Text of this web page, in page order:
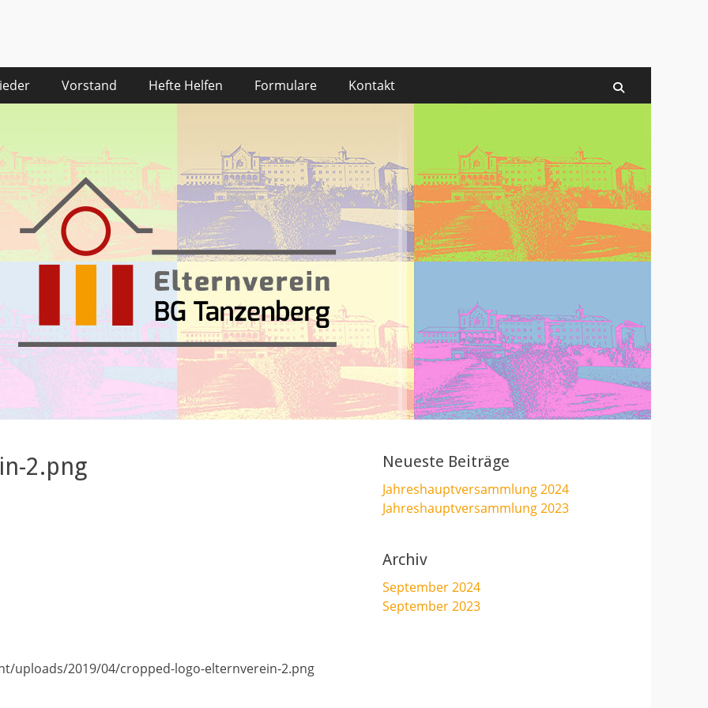
Vorstand Hefte Helfen Formulare Kontakt
2.png
uploads/2019/04/cropped-logo-elternverein-2.png
Neueste Beiträge
Jahreshauptversammlung 2024
Jahreshauptversammlung 2023
Archiv
September 2024
September 2023